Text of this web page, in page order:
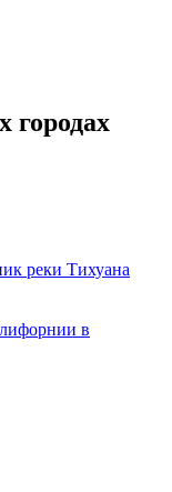
городах
реки Тихуана
в